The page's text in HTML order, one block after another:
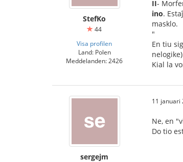
StefKo
44
Visa profilen
Land: Polen
Meddelanden: 2426
II-
ino.
masklo.
"
En tiu
Kial la
sergejm
11 januari
Ne, en
Do tio